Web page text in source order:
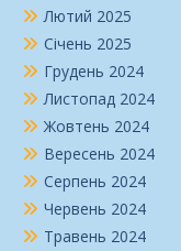
Лютий 2025
Січень 2025
Грудень 2024
Листопад 2024
Жовтень 2024
Вересень 2024
Серпень 2024
Червень 2024
Травень 2024